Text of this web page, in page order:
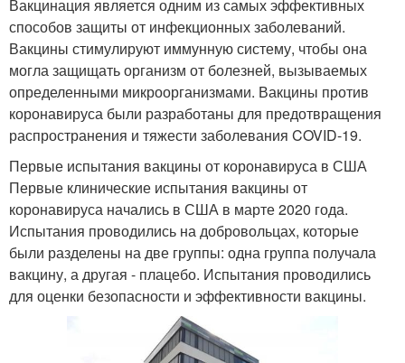
Вакцинация является одним из самых эффективных
способов защиты от инфекционных заболеваний.
Вакцины стимулируют иммунную систему, чтобы она
могла защищать организм от болезней, вызываемых
определенными микроорганизмами. Вакцины против
коронавируса были разработаны для предотвращения
распространения и тяжести заболевания COVID-19.
Первые испытания вакцины от коронавируса в США
Первые клинические испытания вакцины от
коронавируса начались в США в марте 2020 года.
Испытания проводились на добровольцах, которые
были разделены на две группы: одна группа получала
вакцину, а другая - плацебо. Испытания проводились
для оценки безопасности и эффективности вакцины.